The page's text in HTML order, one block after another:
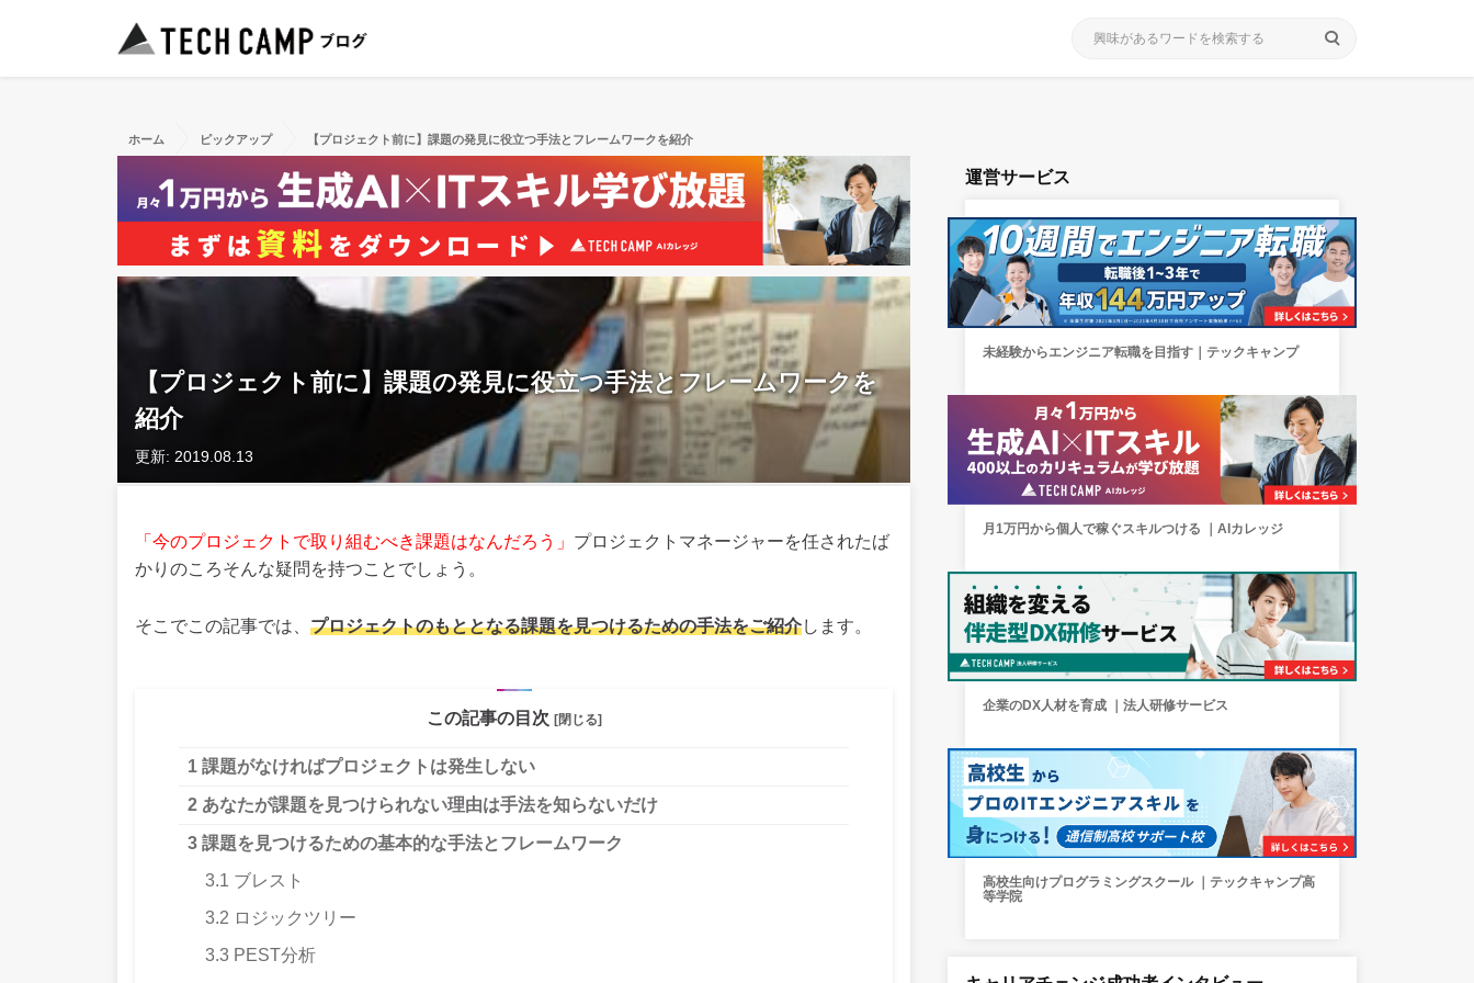
search
ホーム ピックアップ 【プロジェクト前に】課題の発見に役立つ手法とフレームワークを紹介
【プロジェクト前に】課題の発見に役立つ手法とフレームワークを
紹介
更新: 2019.08.13
「今のプロジェクトで取り組むべき課題はなんだろう」 プロジェクトマネージャーを任されたば
かりのころそんな疑問を持つことでしょう。
そこでこの記事では、 プロジェクトのもととなる課題を見つけるための手法をご紹介します。
この記事の目次 [閉じる]
1 課題がなければプロジェクトは発生しない
2 あなたが課題を見つけられない理由は手法を知らないだけ
3 課題を見つけるための基本的な手法とフレームワーク
3.1 ブレスト
3.2 ロジックツリー
3.3 PEST分析
運営サービス
未経験からエンジニア転職を目指す｜テックキャンプ
月1万円から個人で稼ぐスキルつける ｜AIカレッジ
企業のDX人材を育成 ｜法人研修サービス
高校生向けプログラミングスクール ｜テックキャンプ高
等学院